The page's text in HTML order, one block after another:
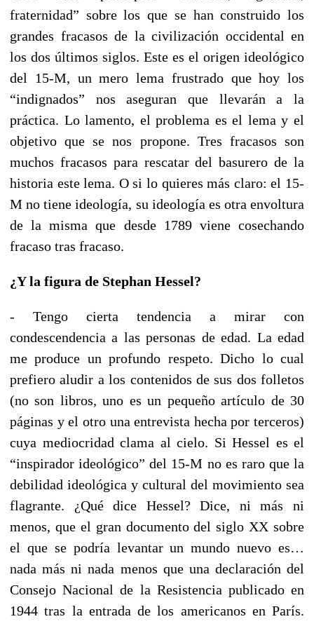
fraternidad” sobre los que se han construido los
grandes fracasos de la civilización occidental en
los dos últimos siglos. Este es el origen ideológico
del 15-M, un mero lema frustrado que hoy los
“indignados” nos aseguran que llevarán a la
práctica. Lo lamento, el problema es el lema y el
objetivo que se nos propone. Tres fracasos son
muchos fracasos para rescatar del basurero de la
historia este lema. O si lo quieres más claro: el 15-
M no tiene ideología, su ideología es otra envoltura
de la misma que desde 1789 viene cosechando
fracaso tras fracaso.
¿Y la figura de Stephan Hessel?
- Tengo cierta tendencia a mirar con
condescendencia a las personas de edad. La edad
me produce un profundo respeto. Dicho lo cual
prefiero aludir a los contenidos de sus dos folletos
(no son libros, uno es un pequeño artículo de 30
páginas y el otro una entrevista hecha por terceros)
cuya mediocridad clama al cielo. Si Hessel es el
“inspirador ideológico” del 15-M no es raro que la
debilidad ideológica y cultural del movimiento sea
flagrante. ¿Qué dice Hessel? Dice, ni más ni
menos, que el gran documento del siglo XX sobre
el que se podría levantar un mundo nuevo es…
nada más ni nada menos que una declaración del
Consejo Nacional de la Resistencia publicado en
1944 tras la entrada de los americanos en París.